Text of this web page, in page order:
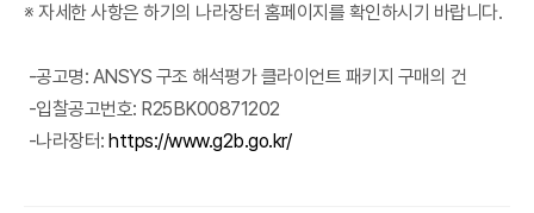
※ 자세한 사항은 하기의 나라장터 홈페이지를 확인하시기 바랍니다.
-공고명: ANSYS 구조 해석평가 클라이언트 패키지 구매의 건
-입찰공고번호: R25BK00871202
-나라장터: https://www.g2b.go.kr/